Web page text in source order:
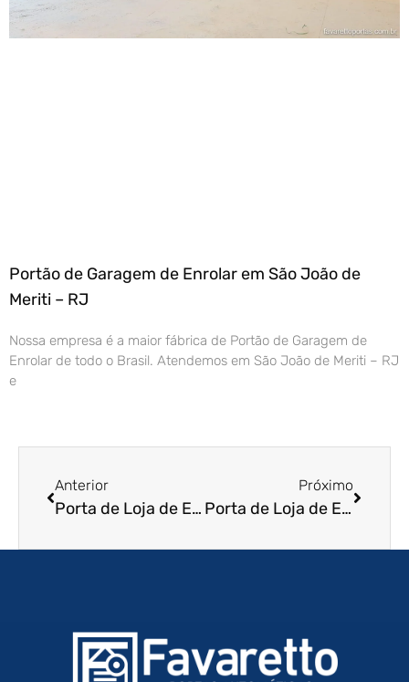
Portão de Garagem de Enrolar em São João de
Meriti – RJ
Nossa empresa é a maior fábrica de Portão de Garagem de
Enrolar de todo o Brasil. Atendemos em São João de Meriti – RJ
e
Anterior
Porta de Loja de Enrolar em Nova Friburgo – RJ
Próximo
Porta de Loja de Enrolar em Paraty – RJ